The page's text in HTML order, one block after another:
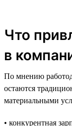
Что
в
По мнению
остаются
материальными
• конкурентная